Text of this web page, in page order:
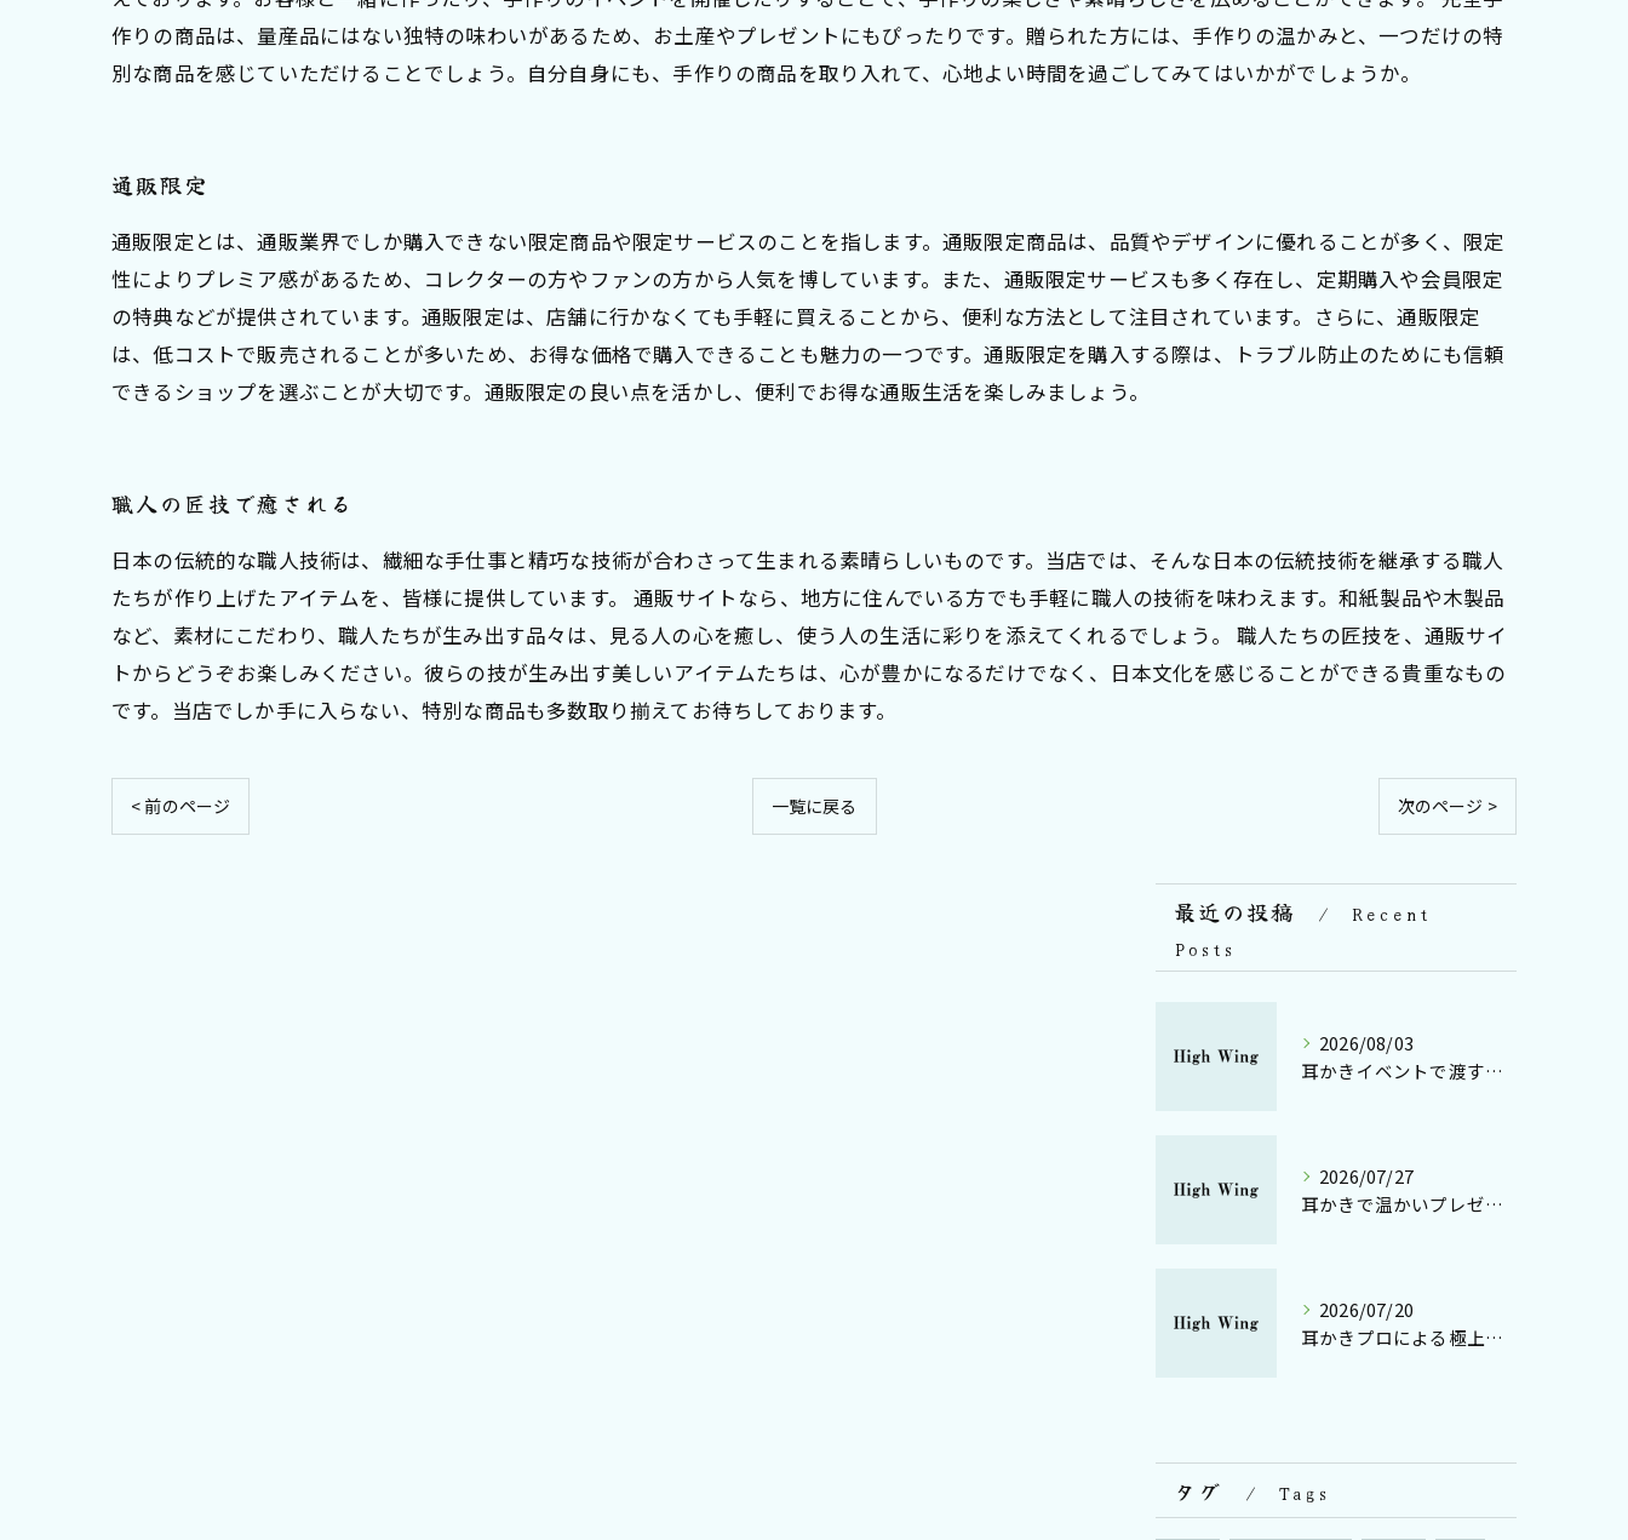
作りの商品は、量産品にはない独特の味わいがあるため、お土産やプレゼントにもぴったりです。贈られた方には、手作りの温かみと、一つだけの特
別な商品を感じていただけることでしょう。自分自身にも、手作りの商品を取り入れて、心地よい時間を過ごしてみてはいかがでしょうか。
通販限定
通販限定とは、通販業界でしか購入できない限定商品や限定サービスのことを指します。通販限定商品は、品質やデザインに優れることが多く、限定
性によりプレミア感があるため、コレクターの方やファンの方から人気を博しています。また、通販限定サービスも多く存在し、定期購入や会員限定
の特典などが提供されています。通販限定は、店舗に行かなくても手軽に買えることから、便利な方法として注目されています。さらに、通販限定
は、低コストで販売されることが多いため、お得な価格で購入できることも魅力の一つです。通販限定を購入する際は、トラブル防止のためにも信頼
できるショップを選ぶことが大切です。通販限定の良い点を活かし、便利でお得な通販生活を楽しみましょう。
職人の匠技で癒される
日本の伝統的な職人技術は、繊細な手仕事と精巧な技術が合わさって生まれる素晴らしいものです。当店では、そんな日本の伝統技術を継承する職人
たちが作り上げたアイテムを、皆様に提供しています。 通販サイトなら、地方に住んでいる方でも手軽に職人の技術を味わえます。和紙製品や木製品
など、素材にこだわり、職人たちが生み出す品々は、見る人の心を癒し、使う人の生活に彩りを添えてくれるでしょう。 職人たちの匠技を、通販サイ
トからどうぞお楽しみください。彼らの技が生み出す美しいアイテムたちは、心が豊かになるだけでなく、日本文化を感じることができる貴重なもの
です。当店でしか手に入らない、特別な商品も多数取り揃えてお待ちしております。
< 前のページ 一覧に戻る 次のページ >
最近の投稿
Recent
Posts
2026/08/03
耳かきイベントで渡すプレゼント選びのコツとおすすめギフト仕様アイデア
2026/07/27
耳かきで温かいプレゼントを贈る岐阜県関市の技と癒しの選び方
2026/07/20
耳かきプロによる極上耳かきギフトと特別なプレゼント体験の魅力を深掘り
タグ Tags